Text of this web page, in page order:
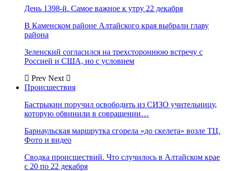
День 1398-й. Самое важное к утру 22 декабря
В Каменском районе Алтайского края выбрали главу
района
Зеленский согласился на трехстороннюю встречу с
Россией и США, но с условием
Prev Next
Происшествия
Бастрыкин поручил освободить из СИЗО учительницу,
которую обвинили в совращении…
Барнаульская маршрутка сгорела «до скелета» возле ТЦ.
Фото и видео
Сводка происшествий. Что случилось в Алтайском крае
с 20 по 22 декабря